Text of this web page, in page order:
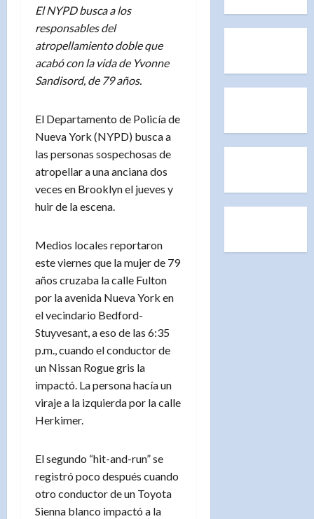
El NYPD busca a los
responsables del
atropellamiento doble que
acabó con la vida de Yvonne
Sandisord, de 79 años.
El Departamento de Policía de
Nueva York (NYPD) busca a
las personas sospechosas de
atropellar a una anciana dos
veces en Brooklyn el jueves y
huir de la escena.
Medios locales reportaron
este viernes que la mujer de 79
años cruzaba la calle Fulton
por la avenida Nueva York en
el vecindario Bedford-
Stuyvesant, a eso de las 6:35
p.m., cuando el conductor de
un Nissan Rogue gris la
impactó. La persona hacía un
viraje a la izquierda por la calle
Herkimer.
El segundo “hit-and-run” se
registró poco después cuando
otro conductor de un Toyota
Sienna blanco impactó a la